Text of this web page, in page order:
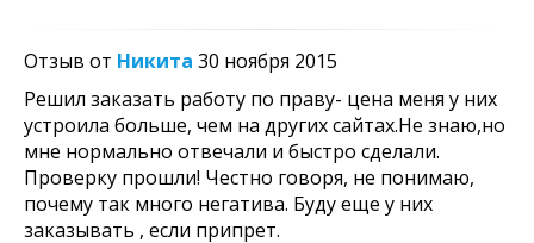
Отзыв от Никита 30 ноября 2015
Решил заказать работу по праву- цена меня у них
устроила больше, чем на других сайтах.Не знаю,но
мне нормально отвечали и быстро сделали.
Проверку прошли! Честно говоря, не понимаю,
почему так много негатива. Буду еще у них
заказывать , если припрет.